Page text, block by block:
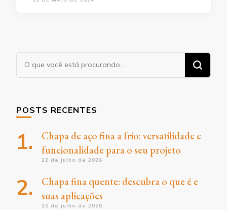
Procurando
algo?
POSTS RECENTES
Chapa de aço fina a frio: versatilidade e
funcionalidade para o seu projeto
22 de julho de 2026
Chapa fina quente: descubra o que é e
suas aplicações
10 de julho de 2026